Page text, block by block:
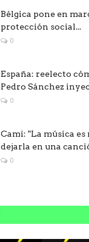
Bélgica pone en
protección social...
0
España: reelecto
Pedro Sánchez
0
Cami: "La música
dejarla en una
0